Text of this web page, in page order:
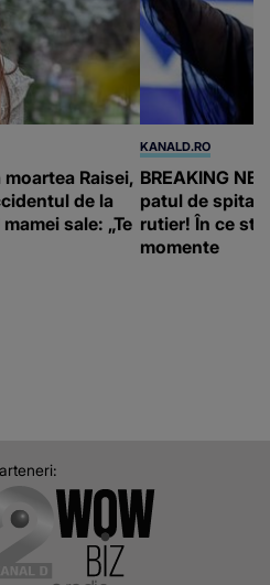
Raisei,
de la
sale: „Te
KANALD.RO
BREAKING
patul de spital
rutier! În ce
momente